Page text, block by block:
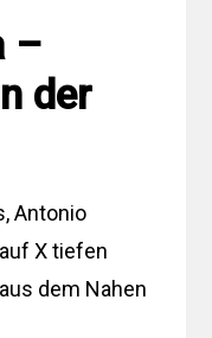
–
der
Antonio
X tiefen
dem Nahen